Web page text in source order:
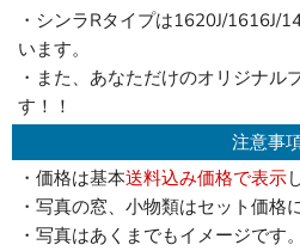
・シンラRタイプは1620J/1616J/
います。
・また、あなただけのオリジナル
す！！
注意事
・価格は基本送料込み価格で表示
・写真の窓、小物類はセット価格
・写真はあくまでもイメージです